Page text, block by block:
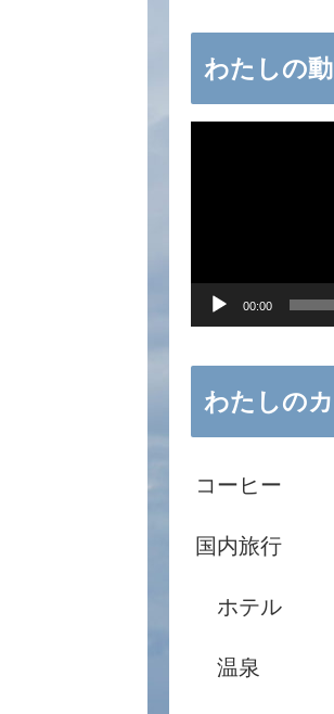
わたしの
ー
00:00
わたしの
コーヒー
国内旅行
ホテル
温泉